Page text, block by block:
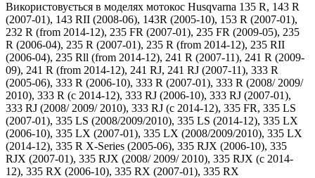
Використовується в моделях мотокос Husqvarna 135 R, 143 R
(2007-01), 143 RII (2008-06), 143R (2005-10), 153 R (2007-01),
232 R (from 2014-12), 235 FR (2007-01), 235 FR (2009-05), 235
R (2006-04), 235 R (2007-01), 235 R (from 2014-12), 235 RII
(2006-04), 235 Rll (from 2014-12), 241 R (2007-11), 241 R (2009-
09), 241 R (from 2014-12), 241 RJ, 241 RJ (2007-11), 333 R
(2005-06), 333 R (2006-10), 333 R (2007-01), 333 R (2008/ 2009/
2010), 333 R (c 2014-12), 333 RJ (2006-10), 333 RJ (2007-01),
333 RJ (2008/ 2009/ 2010), 333 RJ (c 2014-12), 335 FR, 335 LS
(2007-01), 335 LS (2008/2009/2010), 335 LS (2014-12), 335 LX
(2006-10), 335 LX (2007-01), 335 LX (2008/2009/2010), 335 LX
(2014-12), 335 R X-Series (2005-06), 335 RJX (2006-10), 335
RJX (2007-01), 335 RJX (2008/ 2009/ 2010), 335 RJX (c 2014-
12), 335 RX (2006-10), 335 RX (2007-01), 335 RX